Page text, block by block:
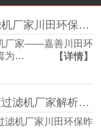
三川宏过滤机厂家川田环保解析宁波余姚镇北工业园模式
厂家——嘉善川田环
为…
【详情】
三川宏电镀过滤机厂家解析宁波余姚镇北工业园区的特点
滤机厂家川田环保昨